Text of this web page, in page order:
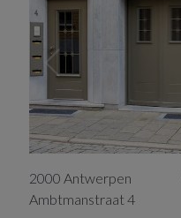
2000 Antwerpen
Ambtmanstraat 4